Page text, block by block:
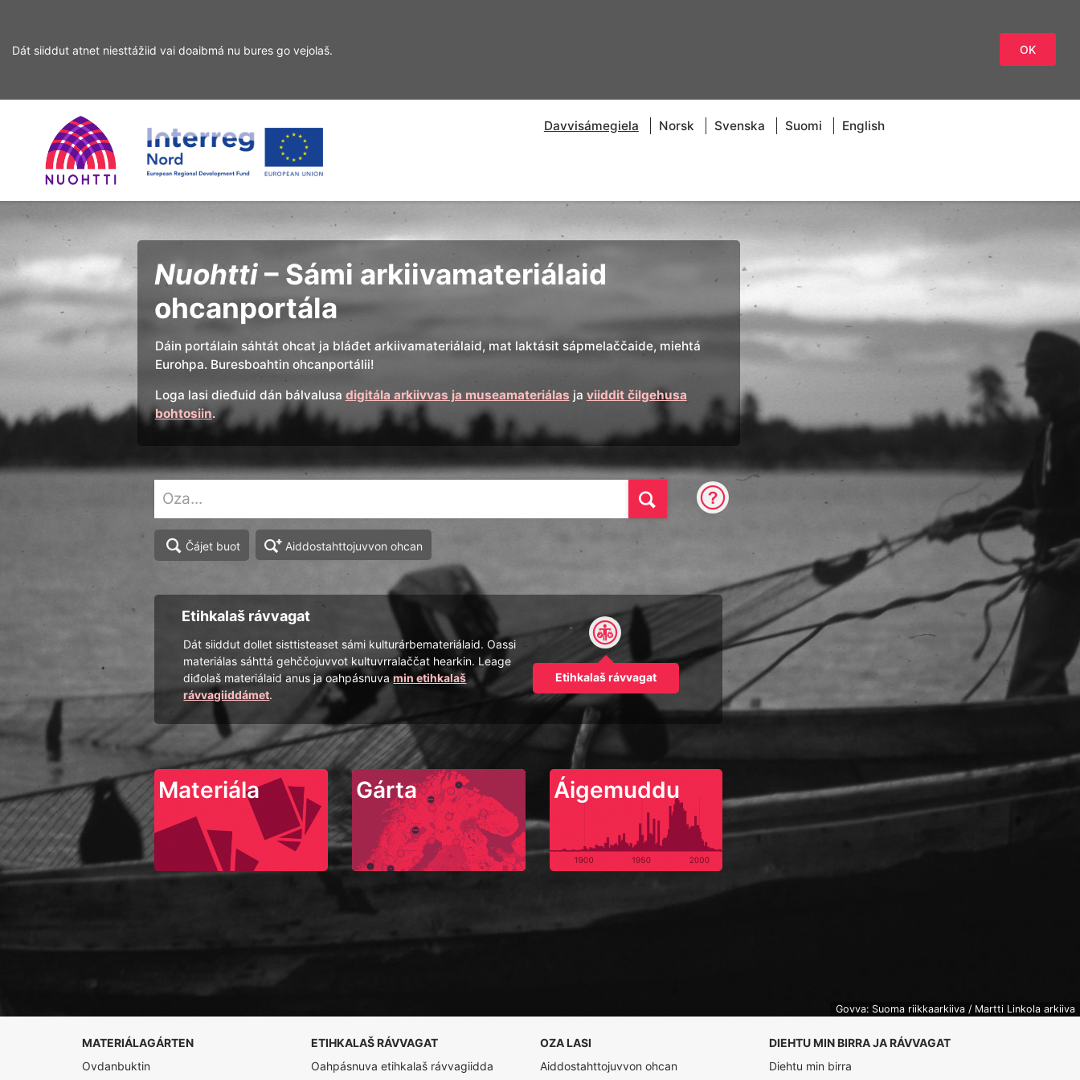
Dát siiddut atnet niesttážiid vai doaibmá nu bures go vejolaš. OK
ohcamii
sisdollui
Home Interreg
Nord
Davvisámegiela Norsk Svenska Suomi English
Ohcan
Nuohtti– Sámi arkiivamateriálaid
ohcanportála
Dáin portálain sáhtát ohcat ja bláđet arkiivamateriálaid, mat laktásit sápmelaččaide, miehtá
Eurohpa. Buresboahtin ohcanportálii!
Loga lasi dieđuid dán bálvalusa digitála arkiivvas ja museamateriálas ja viiddit čilgehusa
bohtosiin.
Čájet buot Aiddostahttojuvvon ohcan
Etihkalaš rávvagat
Dát siiddut dollet sisttisteaset sámi kulturárbemateriálaid. Oassi
materiálas sáhttá gehččojuvvot kultuvrralaččat hearkin. Leage
diđolaš materiálaid anus ja oahpásnuvamin etihkalaš
rávvagiiddámet.
Etihkalaš rávvagat
Materiála Gárta Áigemuddu
Govva: Suoma riikkaarkiiva / Martti Linkola arkiiva
MATERIÁLAGÁRTEN
Ovdanbuktin
ETIHKALAŠ RÁVVAGAT
Oahpásnuva etihkalaš rávvagiidda
OZA LASI
Aiddostahttojuvvon ohcan
DIEHTU MIN BIRRA JA RÁVVAGAT
Diehtu min birra